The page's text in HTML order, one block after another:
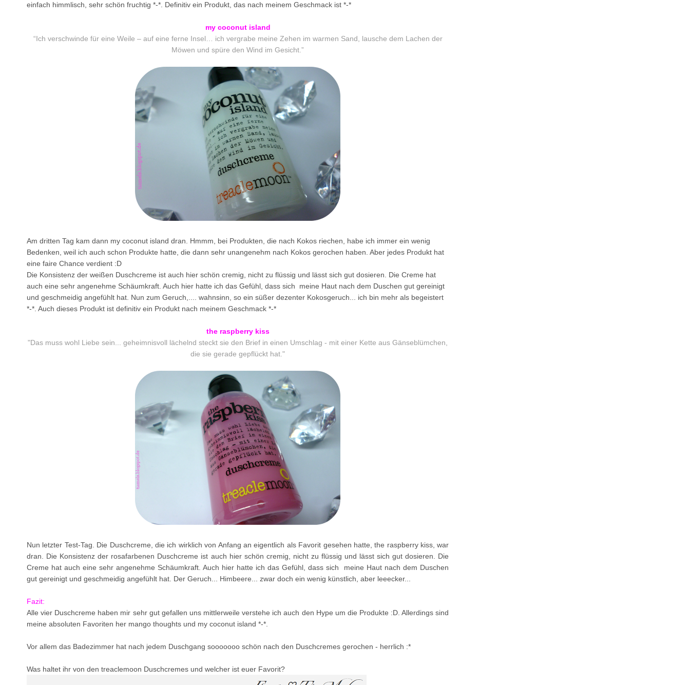
einfach himmlisch, sehr schön fruchtig *-*. Definitiv ein Produkt, das nach meinem Geschmack ist *-*
my coconut island
“Ich verschwinde für eine Weile – auf eine ferne Insel… ich vergrabe meine Zehen im warmen Sand, lausche dem Lachen der
Möwen und spüre den Wind im Gesicht.”
Am dritten Tag kam dann my coconut island dran. Hmmm, bei Produkten, die nach Kokos riechen, habe ich immer ein wenig
Bedenken, weil ich auch schon Produkte hatte, die dann sehr unangenehm nach Kokos gerochen haben. Aber jedes Produkt hat
eine faire Chance verdient :D
Die Konsistenz der weißen Duschcreme ist auch hier schön cremig, nicht zu flüssig und lässt sich gut dosieren. Die Creme hat
auch eine sehr angenehme Schäumkraft. Auch hier hatte ich das Gefühl, dass sich meine Haut nach dem Duschen gut gereinigt
und geschmeidig angefühlt hat. Nun zum Geruch,.... wahnsinn, so ein süßer dezenter Kokosgeruch... ich bin mehr als begeistert
*-*. Auch dieses Produkt ist definitiv ein Produkt nach meinem Geschmack *-*
the raspberry kiss
"Das muss wohl Liebe sein... geheimnisvoll lächelnd steckt sie den Brief in einen Umschlag - mit einer Kette aus Gänseblümchen,
die sie gerade gepflückt hat."
Nun letzter Test-Tag. Die Duschcreme, die ich wirklich von Anfang an eigentlich als Favorit gesehen hatte, the raspberry kiss, war
dran. Die Konsistenz der rosafarbenen Duschcreme ist auch hier schön cremig, nicht zu flüssig und lässt sich gut dosieren. Die
Creme hat auch eine sehr angenehme Schäumkraft. Auch hier hatte ich das Gefühl, dass sich meine Haut nach dem Duschen
gut gereinigt und geschmeidig angefühlt hat. Der Geruch... Himbeere... zwar doch ein wenig künstlich, aber leeecker...
Fazit:
Alle vier Duschcreme haben mir sehr gut gefallen uns mittlerweile verstehe ich auch den Hype um die Produkte :D. Allerdings sind
meine absoluten Favoriten her mango thoughts und my coconut island *-*.
Vor allem das Badezimmer hat nach jedem Duschgang sooooooo schön nach den Duschcremes gerochen - herrlich :*
Was haltet ihr von den treaclemoon Duschcremes und welcher ist euer Favorit?